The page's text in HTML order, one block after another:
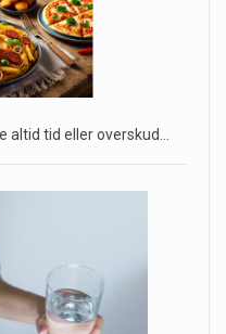
altid tid eller overskud…